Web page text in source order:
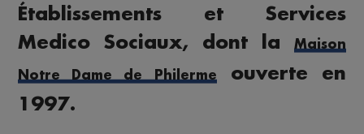
Établissements et Services
Medico Sociaux, dont la
Maison
Notre Dame de Philerme
ouverte en
1997.